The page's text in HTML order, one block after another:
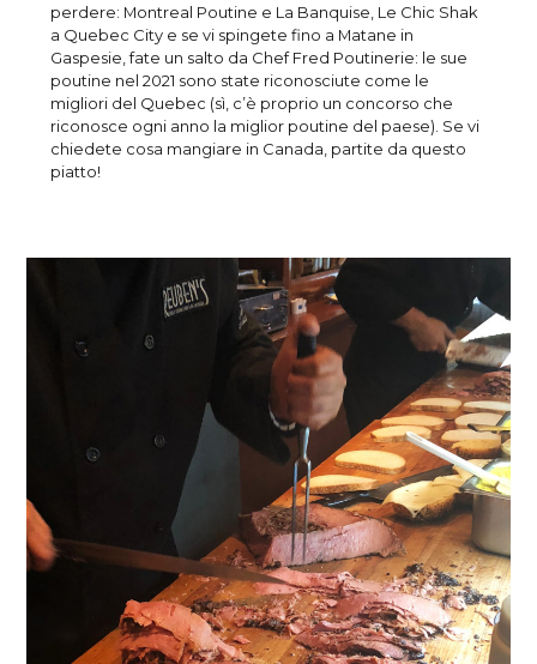
perdere: Montreal Poutine e La Banquise, Le Chic Shak
a Quebec City e se vi spingete fino a Matane in
Gaspesie, fate un salto da Chef Fred Poutinerie: le sue
poutine nel 2021 sono state riconosciute come le
migliori del Quebec (sì, c’è proprio un concorso che
riconosce ogni anno la miglior poutine del paese). Se vi
chiedete cosa mangiare in Canada, partite da questo
piatto!